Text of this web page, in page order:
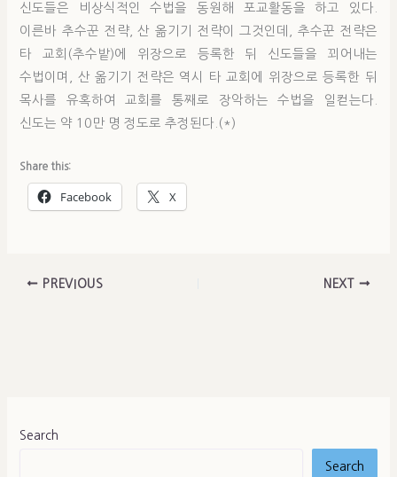
신도들은 비상식적인 수법을 동원해 포교활동을 하고 있다.
이른바 추수꾼 전략, 산 옮기기 전략이 그것인데, 추수꾼 전략은
타 교회(추수밭)에 위장으로 등록한 뒤 신도들을 꾀어내는
수법이며, 산 옮기기 전략은 역시 타 교회에 위장으로 등록한 뒤
목사를 유혹하여 교회를 통째로 장악하는 수법을 일컫는다.
신도는 약 10만 명 정도로 추정된다.(*)
Share this:
Facebook X
PREVIOUS NEXT
Search
Search